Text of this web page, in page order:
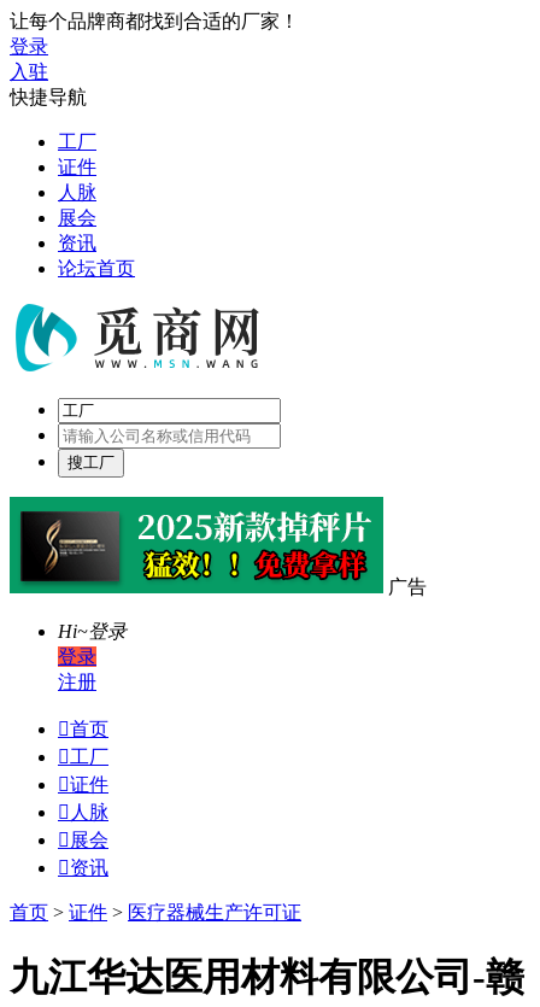
让每个品牌商都找到合适的厂家！
登录
入驻
快捷导航
工厂
证件
人脉
展会
资讯
论坛首页
广告
Hi~登录
登录
注册
首页
工厂
证件
 人脉
 展会
资讯
首页 > 证件 > 医疗器械生产许可证
九江华达医用材料有限公司-赣